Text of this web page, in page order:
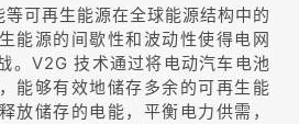
等可再生能源在全球能源结构中的
能源的间歇性和波动性使得电网
。V2G 技术通过将电动汽车电池
能够有效地储存多余的可再生能
放储存的电能，平衡电力供需，